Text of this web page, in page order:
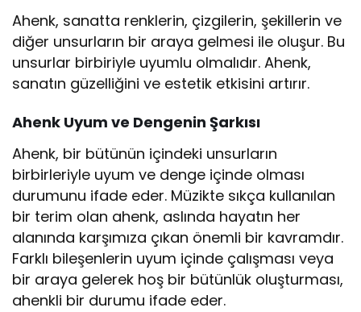
Ahenk, sanatta renklerin, çizgilerin, şekillerin ve
diğer unsurların bir araya gelmesi ile oluşur. Bu
unsurlar birbiriyle uyumlu olmalıdır. Ahenk,
sanatın güzelliğini ve estetik etkisini artırır.
Ahenk Uyum ve Dengenin Şarkısı
Ahenk, bir bütünün içindeki unsurların
birbirleriyle uyum ve denge içinde olması
durumunu ifade eder. Müzikte sıkça kullanılan
bir terim olan ahenk, aslında hayatın her
alanında karşımıza çıkan önemli bir kavramdır.
Farklı bileşenlerin uyum içinde çalışması veya
bir araya gelerek hoş bir bütünlük oluşturması,
ahenkli bir durumu ifade eder.